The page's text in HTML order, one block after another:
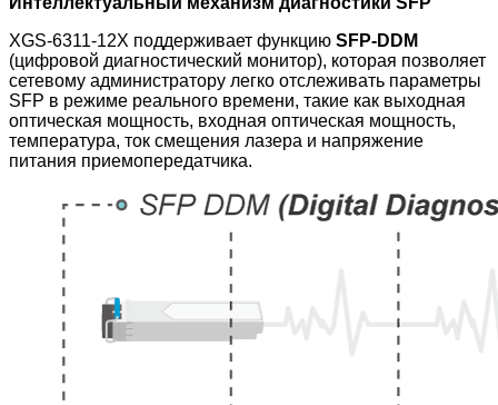
XGS-6311-12X поддерживает функцию SFP-DDM
(цифровой диагностический монитор), которая позволяет
сетевому администратору легко отслеживать параметры
SFP в режиме реального времени, такие как выходная
оптическая мощность, входная оптическая мощность,
температура, ток смещения лазера и напряжение
питания приемопередатчика.